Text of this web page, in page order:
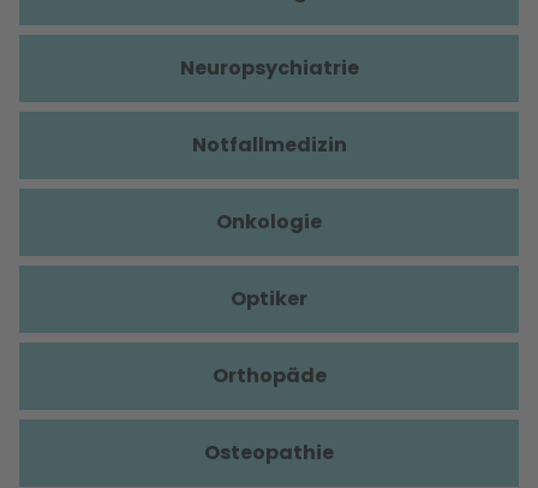
Neuropsychiatrie
Notfallmedizin
Onkologie
Optiker
Orthopäde
Osteopathie